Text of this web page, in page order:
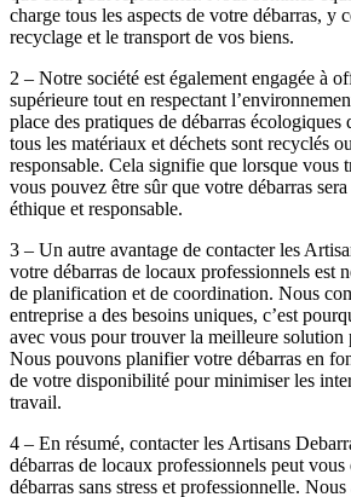
charge tous les aspects de votre débarras, y
recyclage et le transport de vos biens.
2 – Notre société est également engagée à
supérieure tout en respectant
place des pratiques de débarras écologiques
tous les matériaux et déchets sont recyclés
responsable. Cela signifie que lorsque vous
vous pouvez être sûr que votre débarras
éthique et responsable.
3 – Un autre avantage de contacter les
votre débarras de locaux professionnels est
de planification et de coordination. Nous
entreprise a des besoins uniques, c’est
avec vous pour trouver la meilleure solution
Nous pouvons planifier votre débarras en
de votre disponibilité pour minimiser les
travail.
4 – En résumé, contacter les Artisans
débarras de locaux professionnels peut
débarras sans stress et professionnelle.